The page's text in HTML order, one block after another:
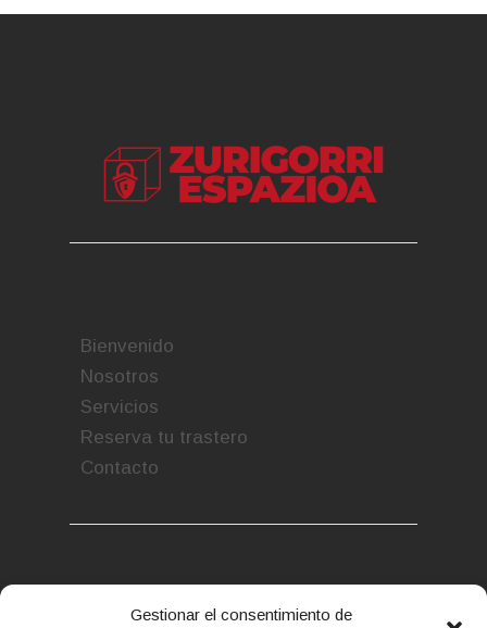
Gestionar el consentimiento de
Bienvenido
Nosotros
Servicios
Reserva tu trastero
Contacto